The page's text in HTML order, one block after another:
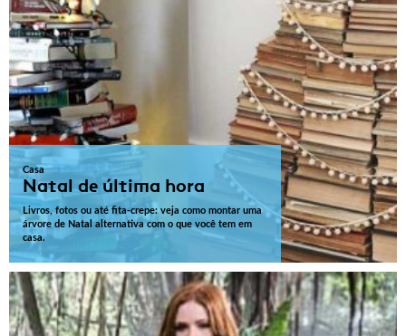
Casa
Natal de última hora
Livros, fotos ou até fita-crepe: veja como montar uma
árvore de Natal alternativa com o que você tem em
casa.